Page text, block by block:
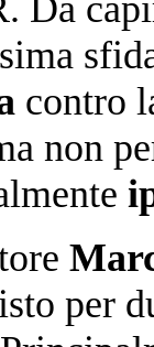
contro
non
per